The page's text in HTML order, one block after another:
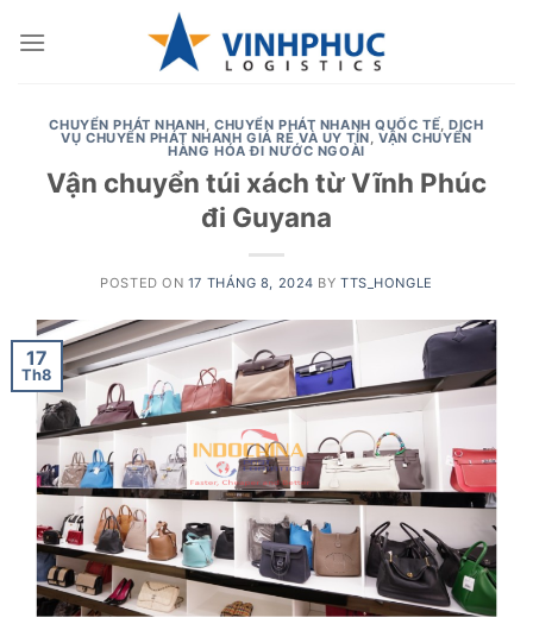
CHUYỂN PHÁT NHANH,CHUYỂN PHÁT NHANH QUỐC TẾ,DỊCH
VỤ CHUYỂN PHÁT NHANH GIÁ RẺ VÀ UY TÍN,VẬN CHUYỂN
HÀNG HÓA ĐI NƯỚC NGOÀI
Vận chuyển túi xách từ Vĩnh Phúc
đi Guyana
POSTED ON 17 THÁNG 8, 2024 BYTTS_HONGLE
17
Th8